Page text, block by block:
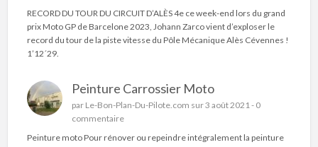
RECORD DU TOUR DU CIRCUIT D’ALÈS 4e ce week-end lors du grand
prix Moto GP de Barcelone 2023, Johann Zarco vient d’exploser le
record du tour de la piste vitesse du Pôle Mécanique Alès Cévennes !
1’12´29.
Peinture Carrossier Moto
par Le-Bon-Plan-Du-Pilote.com sur 3 août 2021 - 0
commentaire
Peinture moto Pour rénover ou repeindre intégralement la peinture